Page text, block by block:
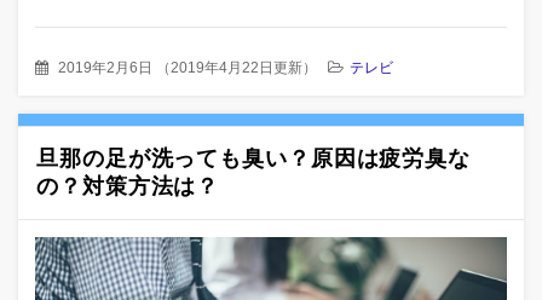
2019年2月6日 （ 2019年4月22日更新） テレビ
旦那の足が洗っても臭い？原因は疲労臭な
の？対策方法は？